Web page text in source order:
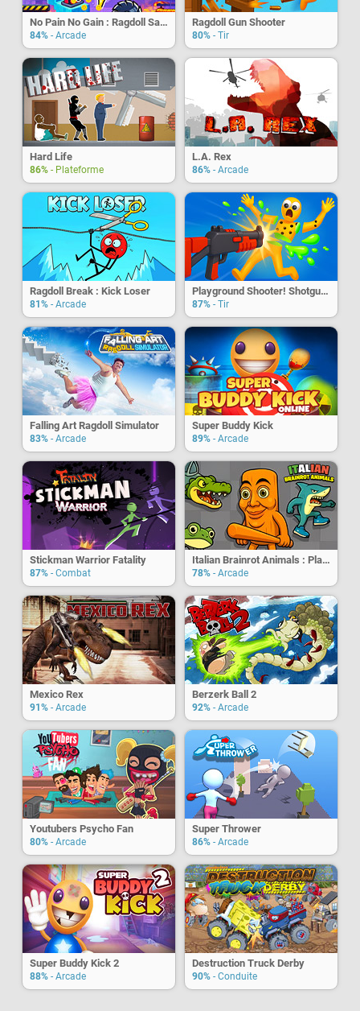
No Pain No Gain : Ragdoll Sandbox
84% - Arcade
Ragdoll Gun Shooter
80% - Tir
Hard Life
86% - Plateforme
L.A. Rex
86% - Arcade
Ragdoll Break : Kick Loser
81% - Arcade
Playground Shooter! Shotgun Vs. Ragdoll
87% - Tir
Falling Art Ragdoll Simulator
83% - Arcade
Super Buddy Kick
89% - Arcade
Stickman Warrior Fatality
87% - Combat
Italian Brainrot Animals : Playground
78% - Arcade
Mexico Rex
91% - Arcade
Berzerk Ball 2
92% - Arcade
Youtubers Psycho Fan
80% - Arcade
Super Thrower
86% - Arcade
Super Buddy Kick 2
88% - Arcade
Destruction Truck Derby
90% - Conduite